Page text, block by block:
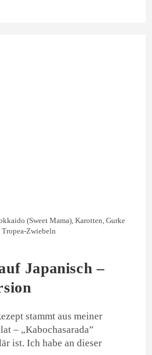
(Sweet Mama), Karotten, Gurke
Tropea-Zwiebeln
Japanisch –
stammt aus meiner
– „Kabochasarada”
ist. Ich habe an dieser